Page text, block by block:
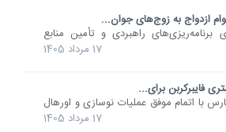
برنامه‌ریزی‌های راهبردی و تأمین منابع
17 مرداد 1405
با اتمام موفق عملیات نوسازی و اورهال
17 مرداد 1405